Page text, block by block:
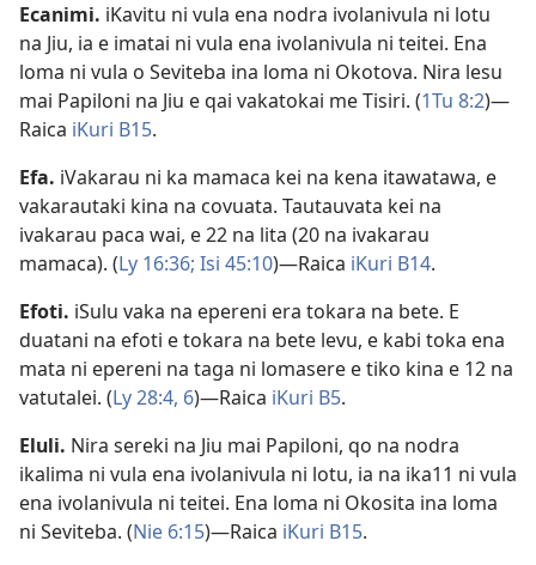
Ecanimi. iKavitu ni vula ena nodra ivolanivula ni lotu
na Jiu, ia e imatai ni vula ena ivolanivula ni teitei. Ena
loma ni vula o Seviteba ina loma ni Okotova. Nira lesu
mai Papiloni na Jiu e qai vakatokai me Tisiri. (1Tu 8:2)​—
Raica iKuri B15.
Efa. iVakarau ni ka mamaca kei na kena itawatawa, e
vakarautaki kina na covuata. Tautauvata kei na
ivakarau paca wai, e 22 na lita (20 na ivakarau
mamaca). (Ly 16:36; Isi 45:10)​—Raica iKuri B14.
Efoti. iSulu vaka na epereni era tokara na bete. E
duatani na efoti e tokara na bete levu, e kabi toka ena
mata ni epereni na taga ni lomasere e tiko kina e 12 na
vatutalei. (Ly 28:4, 6)​—Raica iKuri B5.
Eluli. Nira sereki na Jiu mai Papiloni, qo na nodra
ikalima ni vula ena ivolanivula ni lotu, ia na ika11 ni vula
ena ivolanivula ni teitei. Ena loma ni Okosita ina loma
ni Seviteba. (Nie 6:15)​—Raica iKuri B15.